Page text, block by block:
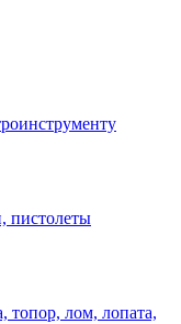
пистолеты
топор, лом, лопата,